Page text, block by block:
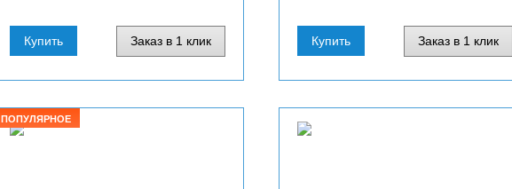
Купить Заказ в 1 клик Купить Заказ в 1 клик
ПОПУЛЯРНОЕ